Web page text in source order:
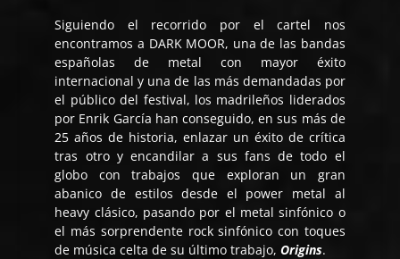
Siguiendo el recorrido por el cartel nos
encontramos a DARK MOOR, una de las bandas
españolas de metal con mayor éxito
internacional y una de las más demandadas por
el público del festival, los madrileños liderados
por Enrik García han conseguido, en sus más de
25 años de historia, enlazar un éxito de crítica
tras otro y encandilar a sus fans de todo el
globo con trabajos que exploran un gran
abanico de estilos desde el power metal al
heavy clásico, pasando por el metal sinfónico o
el más sorprendente rock sinfónico con toques
de música celta de su último trabajo,Origins.